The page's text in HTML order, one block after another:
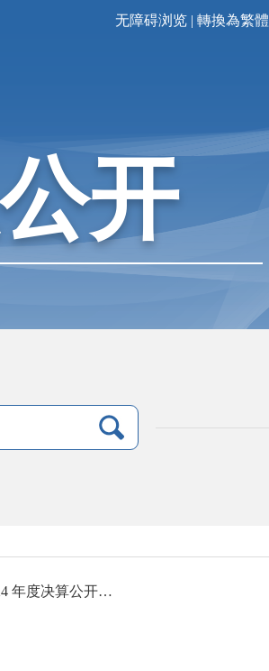
无障碍浏览 | 轉換為繁體
开
中共辽宁省朝阳市委朝阳市人民政府信访局2024 年度决算公开部门汇总